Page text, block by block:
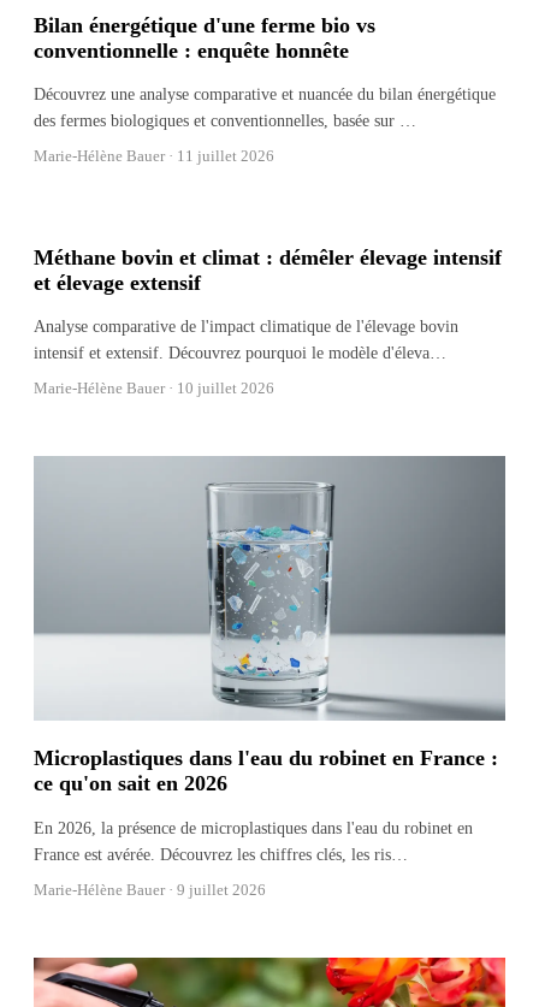
Bilan énergétique d'une ferme bio vs
conventionnelle : enquête honnête
Découvrez une analyse comparative et nuancée du bilan énergétique
des fermes biologiques et conventionnelles, basée sur …
Marie-Hélène Bauer · 11 juillet 2026
Méthane bovin et climat : démêler élevage intensif
et élevage extensif
Analyse comparative de l'impact climatique de l'élevage bovin
intensif et extensif. Découvrez pourquoi le modèle d'éleva
Marie-Hélène Bauer · 10 juillet 2026
Microplastiques dans l'eau du robinet en France :
ce qu'on sait en 2026
En 2026, la présence de microplastiques dans l'eau du robinet en
France est avérée. Découvrez les chiffres clés, les ris
Marie-Hélène Bauer · 9 juillet 2026